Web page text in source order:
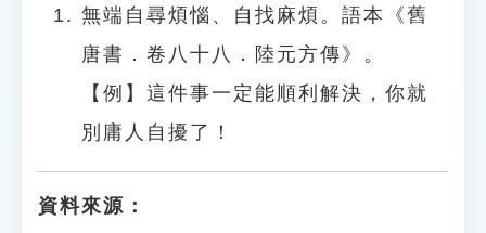
無端自尋煩惱、自找麻煩。語本《舊
唐書．卷八十八．陸元方傳》。
【例】這件事一定能順利解決，你就
別庸人自擾了！
資料來源：